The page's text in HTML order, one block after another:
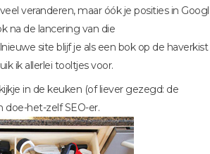
veranderen, maar óók je posities in
na de lancering van die
site blijf je als een bok op de haverkist
ik allerlei tooltjes voor.
in de keuken (of liever gezegd: de
doe-het-zelf SEO-er.